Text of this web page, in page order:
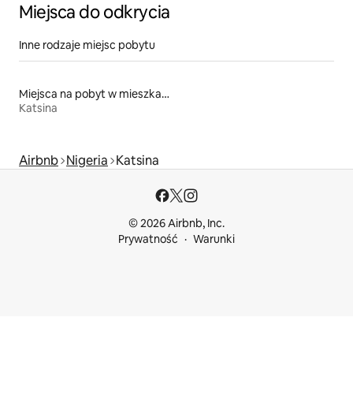
Miejsca do odkrycia
Inne rodzaje miejsc pobytu
Miejsca na pobyt w mieszkaniach
Katsina
Airbnb Nigeria Katsina
© 2026 Airbnb, Inc.
Prywatność
Warunki